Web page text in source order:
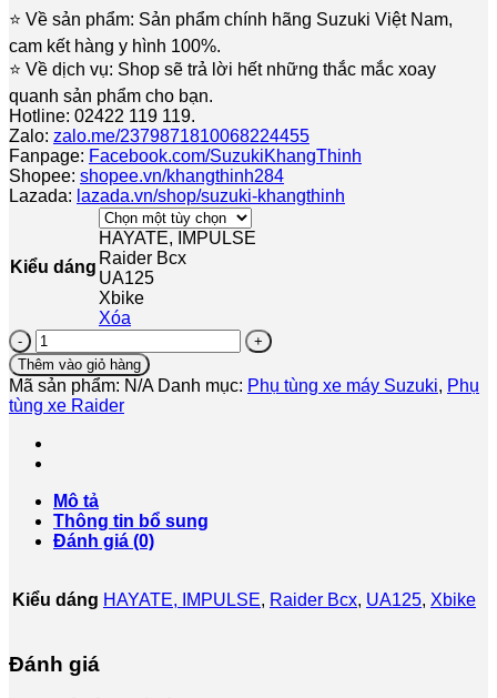
⭐️ Về sản phẩm: Sản phẩm chính hãng Suzuki Việt Nam,
cam kết hàng y hình 100%.
⭐️ Về dịch vụ: Shop sẽ trả lời hết những thắc mắc xoay
quanh sản phẩm cho bạn.
Hotline: 02422 119 119.
Zalo: zalo.me/2379871810068224455
Fanpage: Facebook.com/SuzukiKhangThinh
Shopee: shopee.vn/khangthinh284
Lazada: lazada.vn/shop/suzuki-khangthinh
Kiểu dáng
HAYATE, IMPULSE
Raider Bcx
UA125
Xbike
Xóa
Role
Đề
,Motor
Đề
Suzuki
XBike
/
/
UA
/
Cơ
Chính
Hãng
Thêm vào giỏ hàng
Mã sản phẩm: N/A Danh mục: Phụ tùng xe máy Suzuki, Phụ
tùng xe Raider
Mô tả
Thông tin bổ sung
Đánh giá (0)
Kiểu dáng HAYATE, IMPULSE, Raider Bcx, UA125, Xbike
Đánh giá